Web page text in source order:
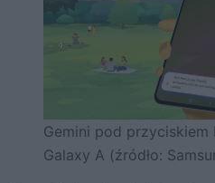
Gemini pod przyciskiem
Galaxy A (źródło: